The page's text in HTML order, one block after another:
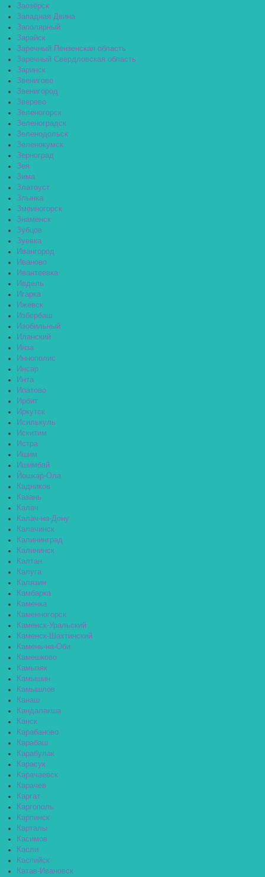
Заозёрск
Западная Двина
Заполярный
Зарайск
Заречный Пензенская область
Заречный Свердловская область
Заринск
Звенигово
Звенигород
Зверево
Зеленогорск
Зеленоградск
Зеленодольск
Зеленокумск
Зерноград
Зея
Зима
Златоуст
Злынка
Змеиногорск
Знаменск
Зубцов
Зуевка
Ивангород
Иваново
Ивантеевка
Ивдель
Игарка
Ижевск
Избербаш
Изобильный
Иланский
Инза
Иннополис
Инсар
Инта
Ипатово
Ирбит
Иркутск
Исилькуль
Искитим
Истра
Ишим
Ишимбай
Йошкар-Ола
Кадников
Казань
Калач
Калач-на-Дону
Калачинск
Калининград
Калининск
Калтан
Калуга
Калязин
Камбарка
Каменка
Каменногорск
Каменск-Уральский
Каменск-Шахтинский
Камень-на-Оби
Камешково
Камызяк
Камышин
Камышлов
Канаш
Кандалакша
Канск
Карабаново
Карабаш
Карабулак
Карасук
Карачаевск
Карачев
Каргат
Каргополь
Карпинск
Карталы
Касимов
Касли
Каспийск
Катав-Ивановск